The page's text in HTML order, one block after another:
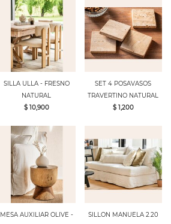
SILLA ULLA - FRESNO
NATURAL
$ 10,900
SET 4 POSAVASOS
TRAVERTINO NATURAL
$ 1,200
MESA AUXILIAR OLIVE -
SILLON MANUELA 2.20